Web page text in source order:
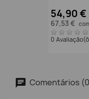
54,90 €
67,53 €
0
Comentários